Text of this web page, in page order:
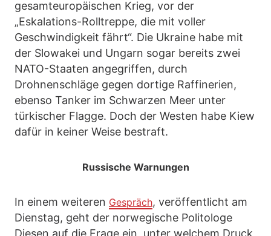
gesamteuropäischen Krieg, vor der
„Eskalations-Rolltreppe, die mit voller
Geschwindigkeit fährt“. Die Ukraine habe mit
der Slowakei und Ungarn sogar bereits zwei
NATO-Staaten angegriffen, durch
Drohnenschläge gegen dortige Raffinerien,
ebenso Tanker im Schwarzen Meer unter
türkischer Flagge. Doch der Westen habe Kiew
dafür in keiner Weise bestraft.
Russische Warnungen
In einem weiteren Gespräch, veröffentlicht am
Dienstag, geht der norwegische Politologe
Diesen auf die Frage ein, unter welchem Druck